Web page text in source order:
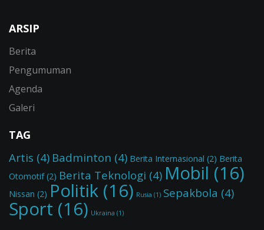
ARSIP
Berita
Pengumuman
Agenda
Galeri
TAG
Artis (4) Badminton (4) Berita Internasional (2) Berita
Otomotif(2) Berita Teknologi (4) Mobil (16)
Nissan (2) Politik (16) Rusia (1) Sepakbola (4)
Sport (16) Ukraina (1)